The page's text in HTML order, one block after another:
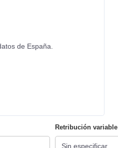
de España.
Retribución variable